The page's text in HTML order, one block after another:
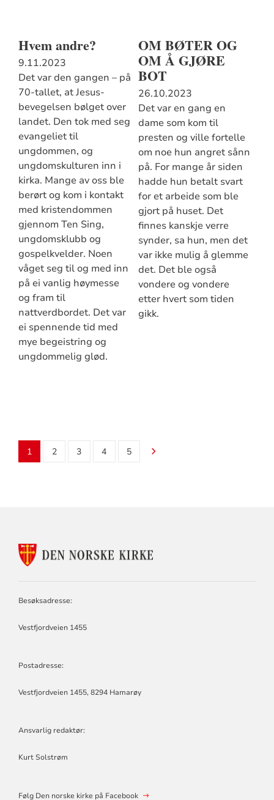
Hvem andre?
9.11.2023
Det var den gangen – på
70-tallet, at Jesus-
bevegelsen bølget over
landet. Den tok med seg
evangeliet til
ungdommen, og
ungdomskulturen inn i
kirka. Mange av oss ble
berørt og kom i kontakt
med kristendommen
gjennom Ten Sing,
ungdomsklubb og
gospelkvelder. Noen
våget seg til og med inn
på ei vanlig høymesse
og fram til
nattverdbordet. Det var
ei spennende tid med
mye begeistring og
ungdommelig glød.
OM BØTER OG
OM Å GJØRE
BOT
26.10.2023
Det var en gang en
dame som kom til
presten og ville fortelle
om noe hun angret sånn
på. For mange år siden
hadde hun betalt svart
for et arbeide som ble
gjort på huset. Det
finnes kanskje verre
synder, sa hun, men det
var ikke mulig å glemme
det. Det ble også
vondere og vondere
etter hvert som tiden
gikk.
1 2 3 4 5
KONTAKTINFORMASJON
FOR
Besøksadresse:
Vestfjordveien 1455
Postadresse:
Vestfjordveien 1455, 8294 Hamarøy
Ansvarlig redaktør:
Kurt Solstrøm
Følg Den norske kirke på Facebook